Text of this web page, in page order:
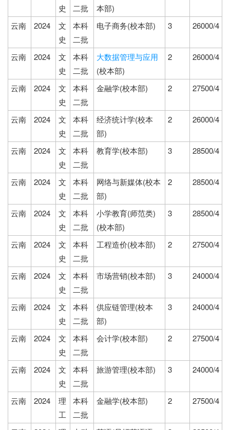
史
二批
本部)
云南 2024
文
史
本科
二批
电子商务(校本部) 3 26000/4
云南 2024
文
史
本科
二批
大数据管理与应用
(校本部)
2 26000/4
云南 2024
文
史
本科
二批
金融学(校本部) 2 27500/4
云南 2024
文
史
本科
二批
经济统计学(校本
部)
2 26000/4
云南 2024
文
史
本科
二批
教育学(校本部) 3 28500/4
云南 2024
文
史
本科
二批
网络与新媒体(校本
部)
2 28500/4
云南 2024
文
史
本科
二批
小学教育(师范类)
(校本部)
3 28500/4
云南 2024
文
史
本科
二批
工程造价(校本部) 2 27500/4
云南 2024
文
史
本科
二批
市场营销(校本部) 3 24000/4
云南 2024
文
史
本科
二批
供应链管理(校本
部)
3 24000/4
云南 2024
文
史
本科
二批
会计学(校本部) 2 27500/4
云南 2024
文
史
本科
二批
旅游管理(校本部) 3 24000/4
云南 2024
理
工
本科
二批
金融学(校本部) 2 27500/4